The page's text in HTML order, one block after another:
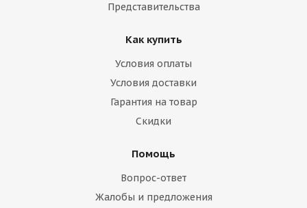
Представительства
Как купить
Условия оплаты
Условия доставки
Гарантия на товар
Скидки
Помощь
Вопрос-ответ
Жалобы и предложения